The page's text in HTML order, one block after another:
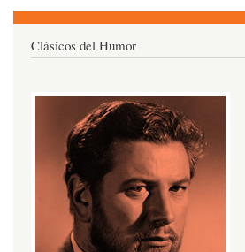
Clásicos del Humor